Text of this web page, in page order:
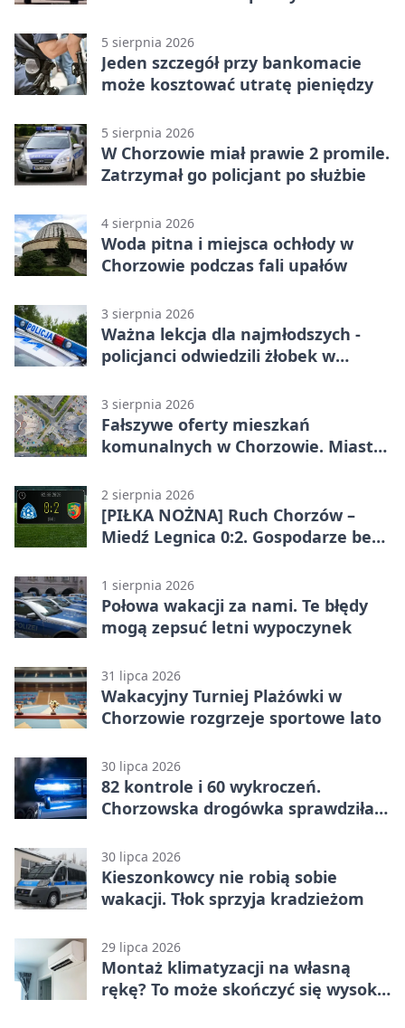
5 sierpnia 2026
Jeden szczegół przy bankomacie
może kosztować utratę pieniędzy
5 sierpnia 2026
W Chorzowie miał prawie 2 promile.
Zatrzymał go policjant po służbie
4 sierpnia 2026
Woda pitna i miejsca ochłody w
Chorzowie podczas fali upałów
3 sierpnia 2026
Ważna lekcja dla najmłodszych -
policjanci odwiedzili żłobek w
3 sierpnia 2026
Fałszywe oferty mieszkań
komunalnych w Chorzowie. Miasto
2 sierpnia 2026
[PIŁKA NOŻNA] Ruch Chorzów –
Miedź Legnica 0:2. Gospodarze bez
1 sierpnia 2026
Połowa wakacji za nami. Te błędy
mogą zepsuć letni wypoczynek
31 lipca 2026
Wakacyjny Turniej Plażówki w
Chorzowie rozgrzeje sportowe lato
30 lipca 2026
82 kontrole i 60 wykroczeń.
Chorzowska drogówka sprawdziła
30 lipca 2026
Kieszonkowcy nie robią sobie
wakacji. Tłok sprzyja kradzieżom
29 lipca 2026
Montaż klimatyzacji na własną
rękę? To może skończyć się wysoką